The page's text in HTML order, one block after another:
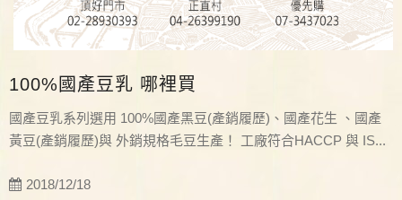
100%國產豆乳 哪裡買
國產豆乳系列選用 100%國產黑豆(產銷履歷)、國產花生 、國產
黃豆(產銷履歷)與 外銷規格毛豆生產！ 工廠符合HACCP 與 IS...
2018/12/18